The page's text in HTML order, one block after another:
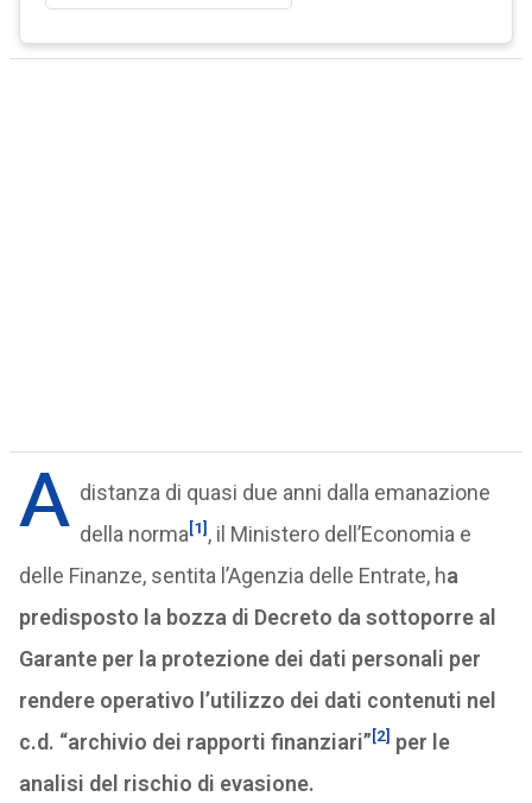
A distanza di quasi due anni dalla emanazione
della norma[1] , il Ministero dell’Economia e
delle Finanze, sentita l’Agenzia delle Entrate, ha
predisposto la bozza di Decreto da sottoporre al
Garante per la protezione dei dati personali per
rendere operativo l’utilizzo dei dati contenuti nel
c.d. “archivio dei rapporti finanziari”[2] per le
analisi del rischio di evasione.